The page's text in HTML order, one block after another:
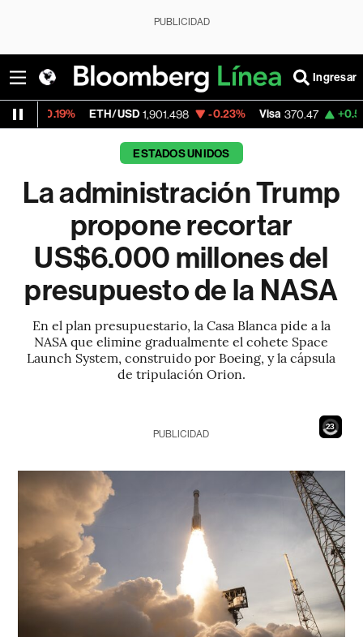
PUBLICIDAD
Ingresar
ETH/USD 1,901.498 -0.23% Visa 370.47 +0.52%
ESTADOS UNIDOS
La administración Trump
propone recortar
US$6.000 millones del
presupuesto de la NASA
En el plan presupuestario, la Casa Blanca pide a la
NASA que elimine gradualmente el cohete Space
Launch System, construido por Boeing, y la cápsula
de tripulación Orion.
21
PUBLICIDAD